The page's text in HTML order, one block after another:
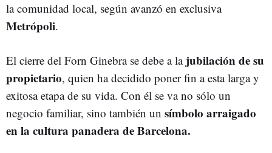
la comunidad local, según avanzó en exclusiva
Metrópoli.
El cierre del Forn Ginebra se debe a la jubilaciónde su
propietario, quien ha decidido poner fin a esta larga y
exitosa etapa de su vida. Con él se va no sólo un
negocio familiar, sino también un símbolo arraigado
en la cultura panadera de Barcelona.